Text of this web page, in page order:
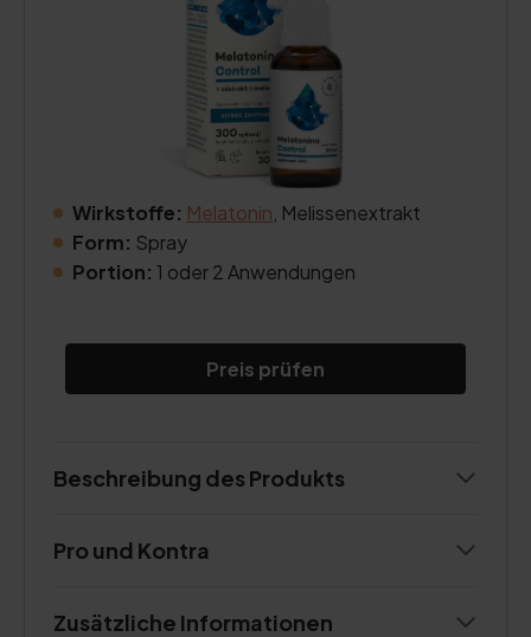
Wirkstoffe: Melatonin , Melissenextrakt
Form: Spray
Portion: 1 oder 2 Anwendungen
Preis prüfen
Beschreibung des Produkts
Pro und Kontra
Zusätzliche Informationen